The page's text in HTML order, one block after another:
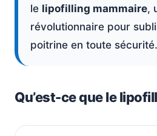
le lipofilling mammaire,
révolutionnaire pour
poitrine en toute sécurité.
Qu’est-ce que le